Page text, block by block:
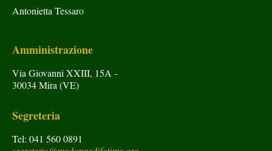
Antonietta Tessaro
Amministrazione
Via Giovanni XXIII, 15A -
30034 Mira (VE)
Segreteria
Tel: 041 560 0891